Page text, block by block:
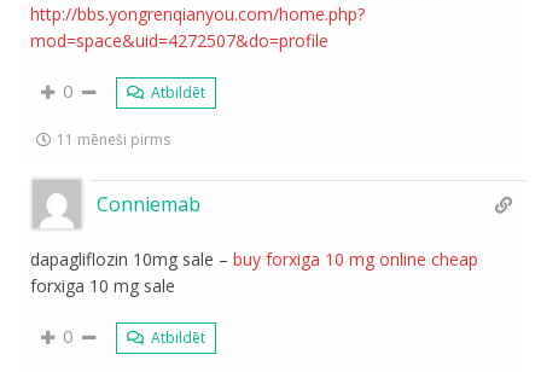
http://bbs.yongrenqianyou.com/home.php?
mod=space&uid=4272507&do=profile
0 Atbildēt
11 mēneši pirms
Conniemab
dapagliflozin 10mg sale –buy forxiga 10 mg online cheap
forxiga 10 mg sale
0 Atbildēt